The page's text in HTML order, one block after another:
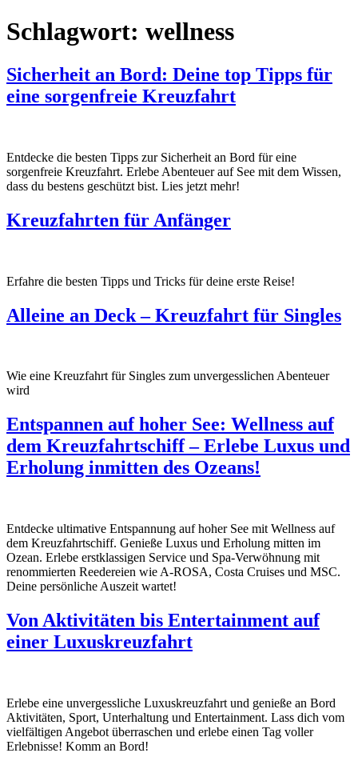
Schlagwort: wellness
Sicherheit an Bord: Deine top Tipps für
eine sorgenfreie Kreuzfahrt
Entdecke die besten Tipps zur Sicherheit an Bord für eine
sorgenfreie Kreuzfahrt. Erlebe Abenteuer auf See mit dem Wissen,
dass du bestens geschützt bist. Lies jetzt mehr!
Kreuzfahrten für Anfänger
Erfahre die besten Tipps und Tricks für deine erste Reise!
Alleine an Deck – Kreuzfahrt für Singles
Wie eine Kreuzfahrt für Singles zum unvergesslichen Abenteuer
wird
Entspannen auf hoher See: Wellness auf
dem Kreuzfahrtschiff – Erlebe Luxus und
Erholung inmitten des Ozeans!
Entdecke ultimative Entspannung auf hoher See mit Wellness auf
dem Kreuzfahrtschiff. Genieße Luxus und Erholung mitten im
Ozean. Erlebe erstklassigen Service und Spa-Verwöhnung mit
renommierten Reedereien wie A-ROSA, Costa Cruises und MSC.
Deine persönliche Auszeit wartet!
Von Aktivitäten bis Entertainment auf
einer Luxuskreuzfahrt
Erlebe eine unvergessliche Luxuskreuzfahrt und genieße an Bord
Aktivitäten, Sport, Unterhaltung und Entertainment. Lass dich vom
vielfältigen Angebot überraschen und erlebe einen Tag voller
Erlebnisse! Komm an Bord!